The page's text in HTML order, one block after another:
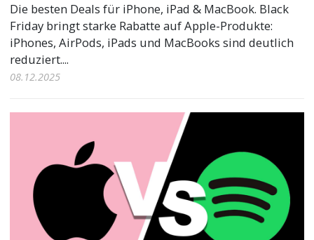
Die besten Deals für iPhone, iPad & MacBook. Black
Friday bringt starke Rabatte auf Apple-Produkte:
iPhones, AirPods, iPads und MacBooks sind deutlich
reduziert....
08.12.2025